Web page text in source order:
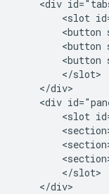
<div
<slot
<button
<button
<button
        </slot>
    </div>
<div
<slot
        </slot>
    </div>